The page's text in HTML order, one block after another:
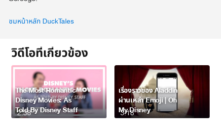
ชมหน้าหลัก DuckTales
วิดีโอที่เกี่ยวข้อง
2:38
The Most Romantic
Disney Movies: As
Told By Disney Staff
3:18
เรื่องราวของ Aladdin
ผ่านเหล่า Emoji | Oh
My Disney